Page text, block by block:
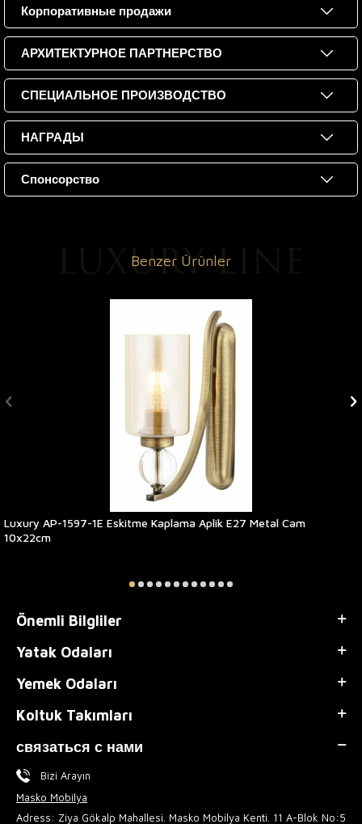
Корпоративные продажи
АРХИТЕКТУРНОЕ ПАРТНЕРСТВО
СПЕЦИАЛЬНОЕ ПРОИЗВОДСТВО
НАГРАДЫ
Спонсорство
Benzer Ürünler
Luxury AP-1597-1E Eskitme Kaplama Aplik E27 Metal Cam
10x22cm
Önemli Bilgliler
Yatak Odaları
Yemek Odaları
Koltuk Takımları
связаться с нами
Bizi Arayın
Masko Mobilya
Adress: Ziya Gökalp Mahallesi. Masko Mobilya Kenti. 11 A-Blok No:5